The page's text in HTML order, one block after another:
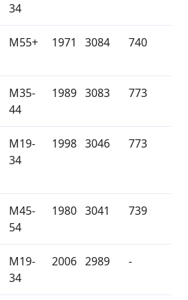
34
M55+ 1971 3084 740
M35-
44
1989 3083 773
M19-
34
1998 3046 773
M45-
54
1980 3041 739
M19-
34
2006 2989 -